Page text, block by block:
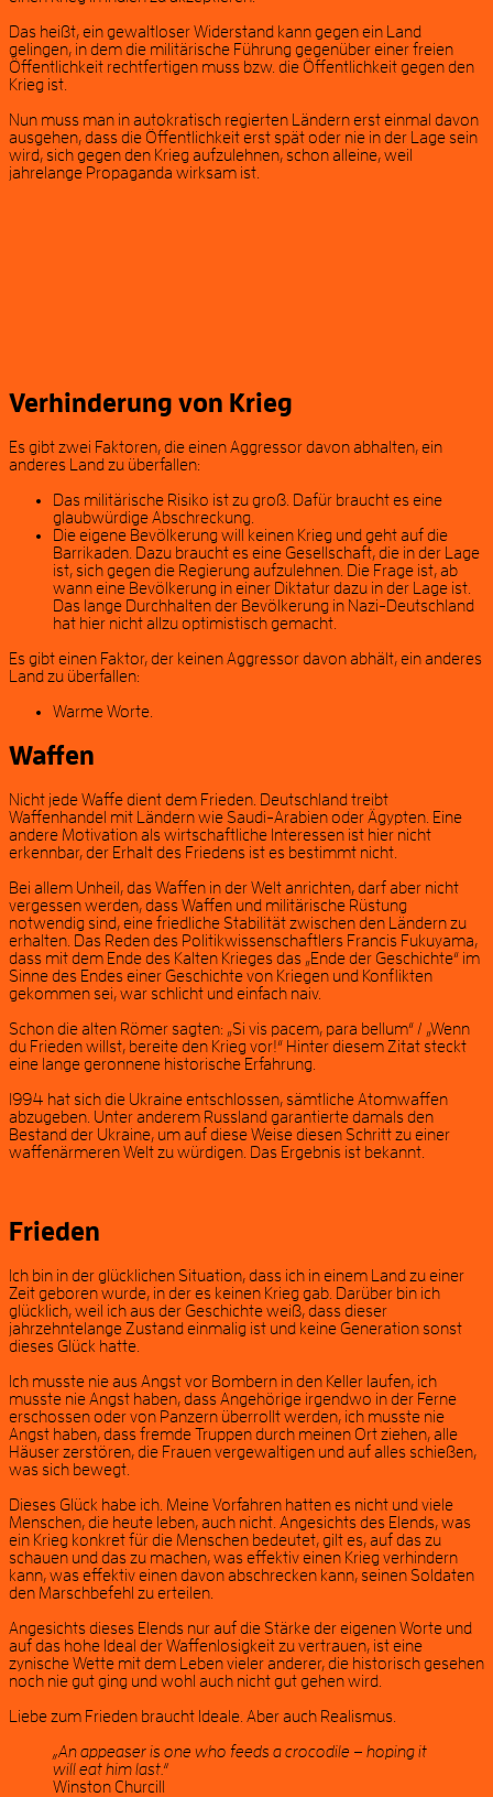
Das heißt, ein gewaltloser Widerstand kann gegen ein Land
gelingen, in dem die militärische Führung gegenüber einer freien
Öffentlichkeit rechtfertigen muss bzw. die Öffentlichkeit gegen den
Krieg ist.
Nun muss man in autokratisch regierten Ländern erst einmal davon
ausgehen, dass die Öffentlichkeit erst spät oder nie in der Lage sein
wird, sich gegen den Krieg aufzulehnen, schon alleine, weil
jahrelange Propaganda wirksam ist.
Verhinderung von Krieg
Es gibt zwei Faktoren, die einen Aggressor davon abhalten, ein
anderes Land zu überfallen:
Das militärische Risiko ist zu groß. Dafür braucht es eine
glaubwürdige Abschreckung.
Die eigene Bevölkerung will keinen Krieg und geht auf die
Barrikaden. Dazu braucht es eine Gesellschaft, die in der Lage
ist, sich gegen die Regierung aufzulehnen. Die Frage ist, ab
wann eine Bevölkerung in einer Diktatur dazu in der Lage ist.
Das lange Durchhalten der Bevölkerung in Nazi-Deutschland
hat hier nicht allzu optimistisch gemacht.
Es gibt einen Faktor, der keinen Aggressor davon abhält, ein anderes
Land zu überfallen:
Warme Worte.
Waffen
Nicht jede Waffe dient dem Frieden. Deutschland treibt
Waffenhandel mit Ländern wie Saudi-Arabien oder Ägypten. Eine
andere Motivation als wirtschaftliche Interessen ist hier nicht
erkennbar, der Erhalt des Friedens ist es bestimmt nicht.
Bei allem Unheil, das Waffen in der Welt anrichten, darf aber nicht
vergessen werden, dass Waffen und militärische Rüstung
notwendig sind, eine friedliche Stabilität zwischen den Ländern zu
erhalten. Das Reden des Politikwissenschaftlers Francis Fukuyama,
dass mit dem Ende des Kalten Krieges das „Ende der Geschichte“ im
Sinne des Endes einer Geschichte von Kriegen und Konflikten
gekommen sei, war schlicht und einfach naiv.
Schon die alten Römer sagten: „Si vis pacem, para bellum“ / „Wenn
du Frieden willst, bereite den Krieg vor!“ Hinter diesem Zitat steckt
eine lange geronnene historische Erfahrung.
1994 hat sich die Ukraine entschlossen, sämtliche Atomwaffen
abzugeben. Unter anderem Russland garantierte damals den
Bestand der Ukraine, um auf diese Weise diesen Schritt zu einer
waffenärmeren Welt zu würdigen. Das Ergebnis ist bekannt.
Frieden
Ich bin in der glücklichen Situation, dass ich in einem Land zu einer
Zeit geboren wurde, in der es keinen Krieg gab. Darüber bin ich
glücklich, weil ich aus der Geschichte weiß, dass dieser
jahrzehntelange Zustand einmalig ist und keine Generation sonst
dieses Glück hatte.
Ich musste nie aus Angst vor Bombern in den Keller laufen, ich
musste nie Angst haben, dass Angehörige irgendwo in der Ferne
erschossen oder von Panzern überrollt werden, ich musste nie
Angst haben, dass fremde Truppen durch meinen Ort ziehen, alle
Häuser zerstören, die Frauen vergewaltigen und auf alles schießen,
was sich bewegt.
Dieses Glück habe ich. Meine Vorfahren hatten es nicht und viele
Menschen, die heute leben, auch nicht. Angesichts des Elends, was
ein Krieg konkret für die Menschen bedeutet, gilt es, auf das zu
schauen und das zu machen, was effektiv einen Krieg verhindern
kann, was effektiv einen davon abschrecken kann, seinen Soldaten
den Marschbefehl zu erteilen.
Angesichts dieses Elends nur auf die Stärke der eigenen Worte und
auf das hohe Ideal der Waffenlosigkeit zu vertrauen, ist eine
zynische Wette mit dem Leben vieler anderer, die historisch gesehen
noch nie gut ging und wohl auch nicht gut gehen wird.
Liebe zum Frieden braucht Ideale. Aber auch Realismus.
„An appeaser is one who feeds a crocodile – hoping it
will eat him last.“
Winston Churcill